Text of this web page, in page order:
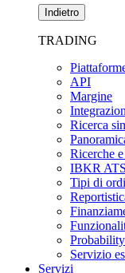
Indietro
TRADING
API
Margine
Ricerca
Ricerche
IBKR ATS
Tipi di
Servizio
Servizi